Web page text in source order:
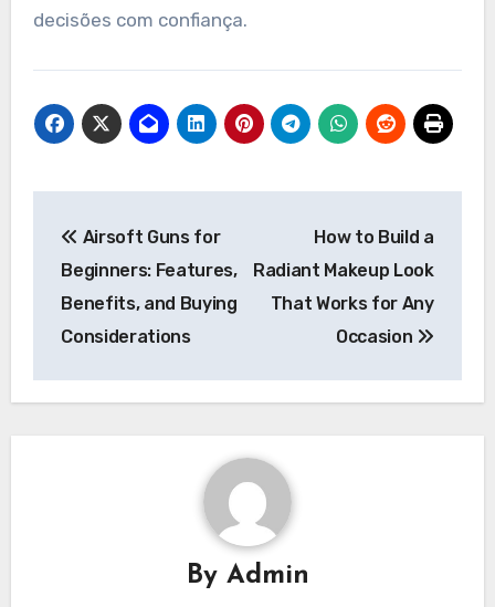
decisões com confiança.
navigation
Airsoft Guns for
Beginners: Features,
Benefits, and Buying
Considerations
How to Build a
Radiant Makeup Look
That Works for Any
Occasion
By Admin